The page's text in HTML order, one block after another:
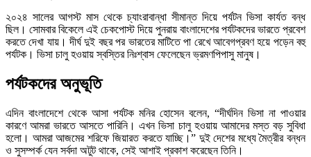
২০২৪ সালের আগস্ট মাস থেকে চ্যাংরাবান্ধা সীমান্ত দিয়ে পর্যটন ভিসা কার্যত বন্ধ
ছিল। সোমবার বিকেলে এই চেকপোস্ট দিয়ে পুনরায় বাংলাদেশের পর্যটকদের ভারতে প্রবেশ
করতে দেখা যায়। দীর্ঘ দুই বছর পর ভারতের মাটিতে পা রেখে আবেগপ্রবণ হয়ে পড়েন বহু
পর্যটক। ভিসা চালু হওয়ায় স্বস্তির নিঃশ্বাস ফেলেছেন ভ্রমণপিপাসু মানুষ।
পর্যটকদের অনুভূতি
এদিন বাংলাদেশে থেকে আসা পর্যটক মনির হোসেন বলেন, “দীর্ঘদিন ভিসা না পাওয়ার
কারণে আমরা ভারতে আসতে পারিনি। এখন ভিসা চালু হওয়ায় আমাদের মস্ত বড় সুবিধা
হলো। আমরা আজমের শরিফে জিয়ারত করতে যাচ্ছি।” দুই দেশের মধ্যে মৈত্রীর বন্ধন
ও সুসম্পর্ক যেন সর্বদা অটুট থাকে, সেই আশাই প্রকাশ করেছেন তিনি।